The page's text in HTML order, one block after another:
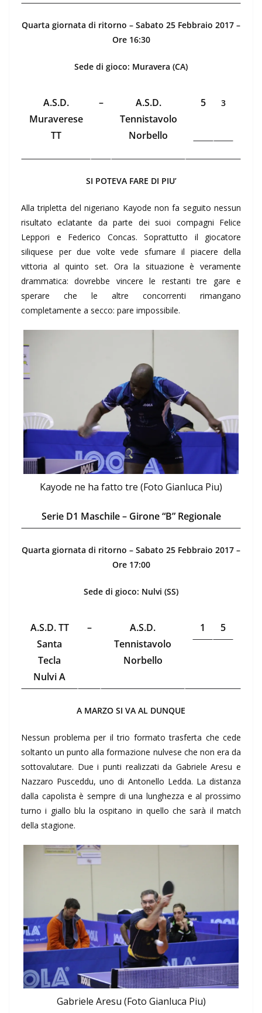
Quarta giornata di ritorno – Sabato 25 Febbraio 2017 –
Ore 16:30
Sede di gioco: Muravera (CA)
A.S.D.
Muraverese
TT
–
A.S.D.
Tennistavolo
Norbello
5 3
SI POTEVA FARE DI PIU’
Alla tripletta del nigeriano Kayode non fa seguito nessun
risultato eclatante da parte dei suoi compagni Felice
Leppori e Federico Concas. Soprattutto il giocatore
siliquese per due volte vede sfumare il piacere della
vittoria al quinto set. Ora la situazione è veramente
drammatica: dovrebbe vincere le restanti tre gare e
sperare che le altre concorrenti rimangano
completamente a secco: pare impossibile.
Kayode ne ha fatto tre (Foto Gianluca Piu)
Serie D1 Maschile – Girone “B” Regionale
Quarta giornata di ritorno – Sabato 25 Febbraio 2017 –
Ore 17:00
Sede di gioco: Nulvi (SS)
A.S.D. TT
Santa
Tecla
Nulvi A
–
A.S.D.
Tennistavolo
Norbello
1 5
A MARZO SI VA AL DUNQUE
Nessun problema per il trio formato trasferta che cede
soltanto un punto alla formazione nulvese che non era da
sottovalutare. Due i punti realizzati da Gabriele Aresu e
Nazzaro Pusceddu, uno di Antonello Ledda. La distanza
dalla capolista è sempre di una lunghezza e al prossimo
turno i giallo blu la ospitano in quello che sarà il match
della stagione.
Gabriele Aresu (Foto Gianluca Piu)